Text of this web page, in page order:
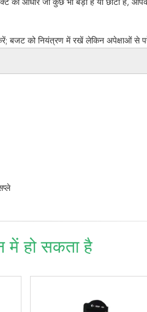
आधार जो कुछ भी बड़ा है या छोटा है,
बजट को नियंत्रण में रखें लेकिन अपेक्षाओं से
में हो सकता है